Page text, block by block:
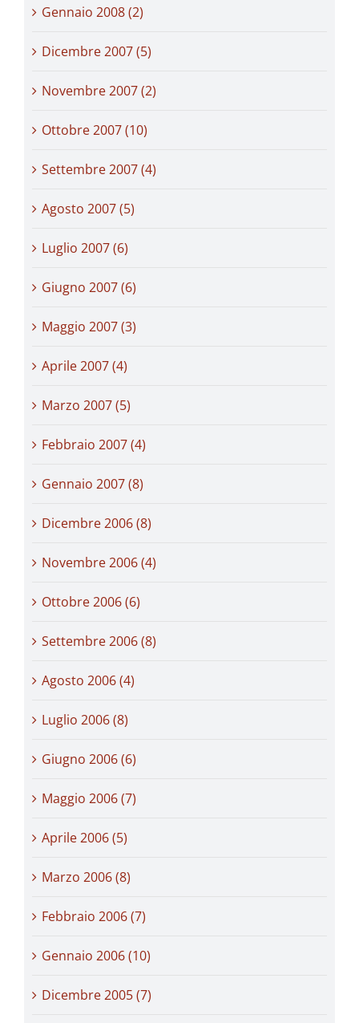
Gennaio 2008 (2)
Dicembre 2007 (5)
Novembre 2007 (2)
Ottobre 2007 (10)
Settembre 2007 (4)
Agosto 2007 (5)
Luglio 2007 (6)
Giugno 2007 (6)
Maggio 2007 (3)
Aprile 2007 (4)
Marzo 2007 (5)
Febbraio 2007 (4)
Gennaio 2007 (8)
Dicembre 2006 (8)
Novembre 2006 (4)
Ottobre 2006 (6)
Settembre 2006 (8)
Agosto 2006 (4)
Luglio 2006 (8)
Giugno 2006 (6)
Maggio 2006 (7)
Aprile 2006 (5)
Marzo 2006 (8)
Febbraio 2006 (7)
Gennaio 2006 (10)
Dicembre 2005 (7)